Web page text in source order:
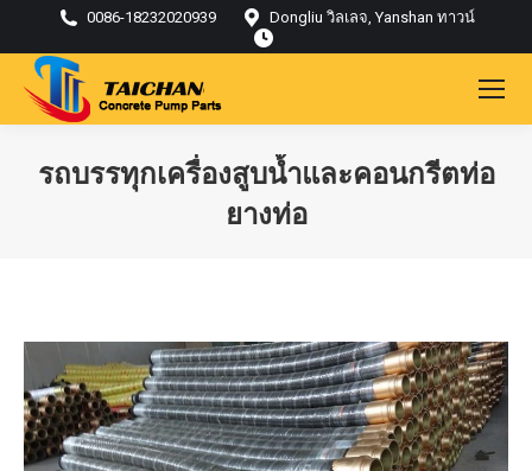
0086-18232020939 Dongliu วิลเลจ, Yanshan ทาวน์
รถบรรทุกเครื่องสูบน้ำและคอนกรีตท่อ
ยางท่อ